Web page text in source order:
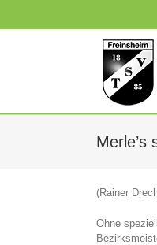
Merle’s
(Rainer
Ohne